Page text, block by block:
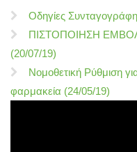
Οδηγίες
ΠΙΣΤΟΠΟΙΗΣΗ
(20/07/19)
Νομοθετική Ρύθμιση
φαρμακεία (24/05/19)